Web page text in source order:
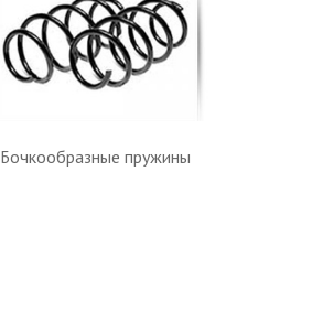
Бочкообразные пружины